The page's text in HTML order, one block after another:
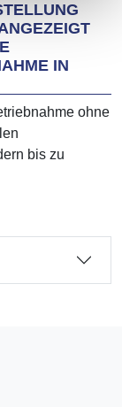
IN
ohne
bis zu